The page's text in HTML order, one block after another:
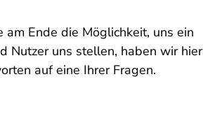
Ende die Möglichkeit, uns ein
Nutzer uns stellen, haben wir hier
auf eine Ihrer Fragen.